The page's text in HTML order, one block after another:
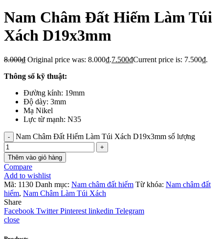
Nam Châm Đất Hiếm Làm Túi
Xách D19x3mm
8.000₫ Original price was: 8.000₫.7.500₫Current price is: 7.500₫.
Thông số kỹ thuật:
Đường kính: 19mm
Độ dày: 3mm
Mạ Nikel
Lực từ mạnh: N35
Nam Châm Đất Hiếm Làm Túi Xách D19x3mm số lượng
Thêm vào giỏ hàng
Compare
Add to wishlist
Mã: 1130 Danh mục: Nam châm đất hiếm Từ khóa: Nam châm đất
hiếm, Nam Châm Làm Túi Xách
Share
Facebook Twitter Pinterest linkedin Telegram
close